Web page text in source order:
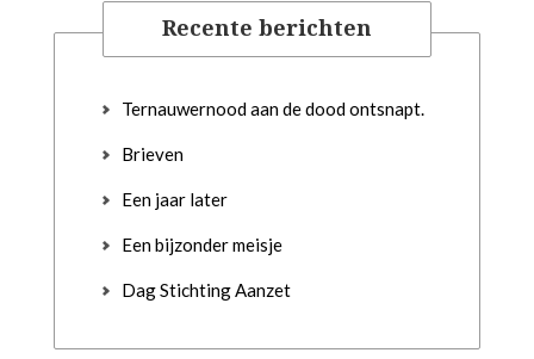
Recente berichten
Ternauwernood aan de dood ontsnapt.
Brieven
Een jaar later
Een bijzonder meisje
Dag Stichting Aanzet